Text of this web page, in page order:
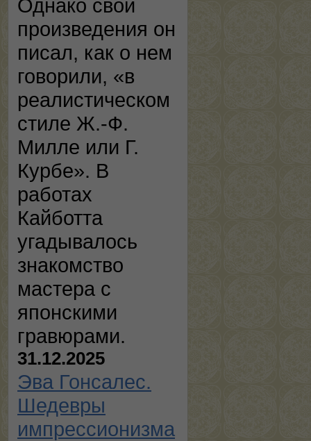
Однако свои
произведения он
писал, как о нем
говорили, «в
реалистическом
стиле Ж.-Ф.
Милле или Г.
Курбе». В
работах
Кайботта
угадывалось
знакомство
мастера с
японскими
гравюрами.
31.12.2025
Эва Гонсалес.
Шедевры
импрессионизма